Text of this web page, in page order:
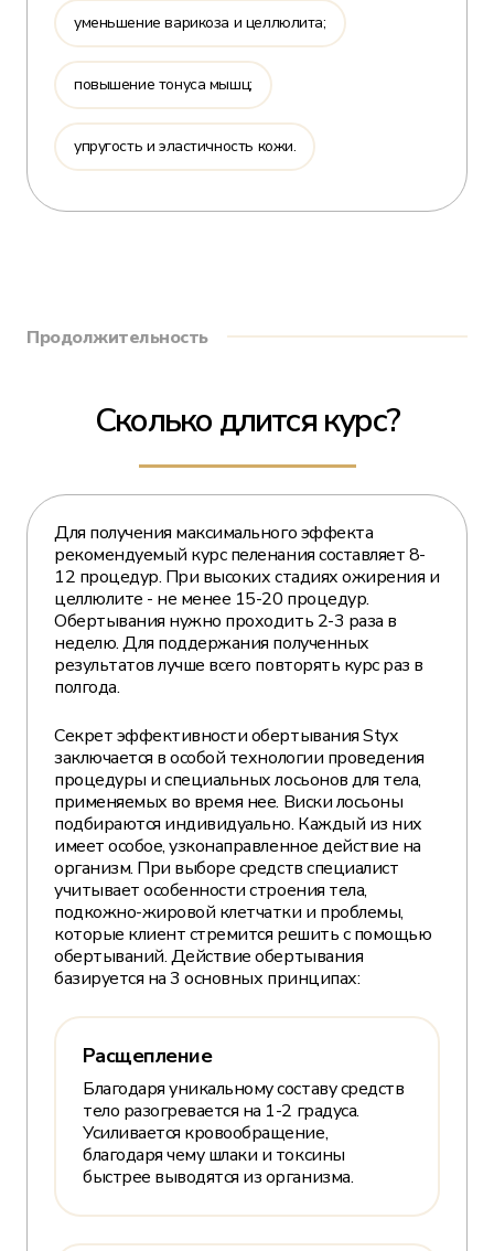
уменьшение варикоза и целлюлита;
повышение тонуса мышц;
упругость и эластичность кожи.
Продолжительность
Сколько длится курс?
Для получения максимального эффекта
рекомендуемый курс пеленания составляет 8-
12 процедур. При высоких стадиях ожирения и
целлюлите - не менее 15-20 процедур.
Обертывания нужно проходить 2-3 раза в
неделю. Для поддержания полученных
результатов лучше всего повторять курс раз в
полгода.
Секрет эффективности обертывания Styx
заключается в особой технологии проведения
процедуры и специальных лосьонов для тела,
применяемых во время нее. Виски лосьоны
подбираются индивидуально. Каждый из них
имеет особое, узконаправленное действие на
организм. При выборе средств специалист
учитывает особенности строения тела,
подкожно-жировой клетчатки и проблемы,
которые клиент стремится решить с помощью
обертываний. Действие обертывания
базируется на 3 основных принципах:
Расщепление
Благодаря уникальному составу средств
тело разогревается на 1-2 градуса.
Усиливается кровообращение,
благодаря чему шлаки и токсины
быстрее выводятся из организма.